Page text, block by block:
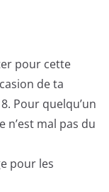
pour cette
de ta
Pour quelqu’un
n’est mal pas du
pour les